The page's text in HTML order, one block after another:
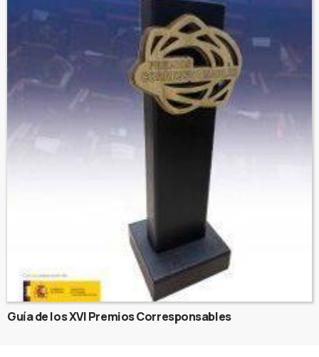
Guía de los XVI Premios Corresponsables